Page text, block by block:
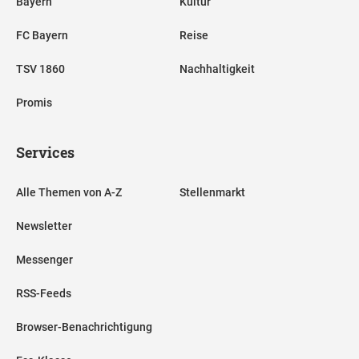
FC Bayern
TSV 1860
Promis
Reise
Nachhaltigkeit
Services
Alle Themen von A-Z
Newsletter
Messenger
RSS-Feeds
Browser-Benachrichtigung
Stellenmarkt